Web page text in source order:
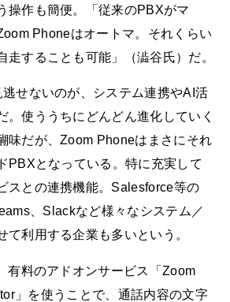
操作も簡便。「従来のPBXがマ
Phoneはオートマ。それくらい
走することも可能」（澁谷氏）だ。
せないのが、システム連携やAI活
。使ううちにどんどん進化していく
味だが、Zoom Phoneはまさにそれ
PBXとなっている。特に充実して
スとの連携機能。Salesforce等の
、Slackなど様々なシステム／
て利用する企業も多いという。
有料のアドオンサービス「Zoom
」を使うことで、通話内容の文字